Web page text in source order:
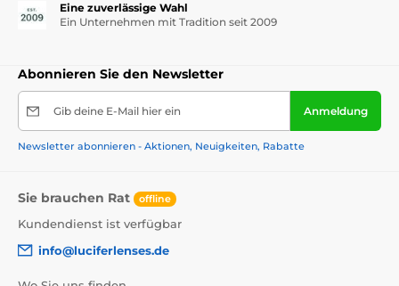
Eine zuverlässige Wahl
Ein Unternehmen mit Tradition seit 2009
Abonnieren Sie den Newsletter
Gib deine E-Mail hier ein Anmeldung
Newsletter abonnieren - Aktionen, Neuigkeiten, Rabatte
Sie brauchen Rat offline
Kundendienst ist verfügbar
info@luciferlenses.de